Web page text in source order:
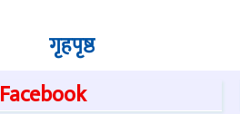
गृहपृष्ठ
Facebook